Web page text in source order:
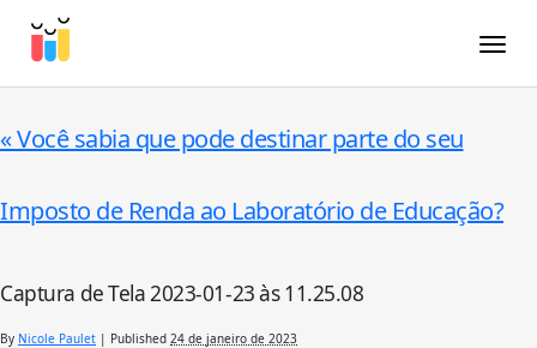
«Você sabia que pode destinar parte do seu
Imposto de Renda ao Laboratório de Educação?
Captura de Tela 2023-01-23 às 11.25.08
By Nicole Paulet | Published 24 de janeiro de 2023